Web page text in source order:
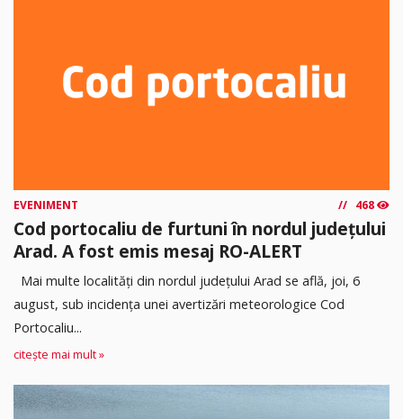
EVENIMENT 468
Cod portocaliu de furtuni în nordul județului
Arad. A fost emis mesaj RO-ALERT
Mai multe localități din nordul județului Arad se află, joi, 6
august, sub incidența unei avertizări meteorologice Cod
Portocaliu...
citește mai mult »